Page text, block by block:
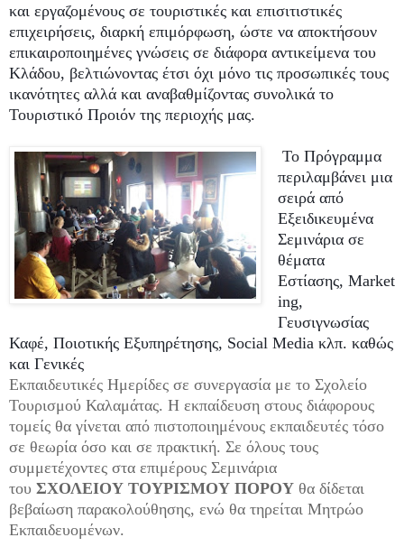
και εργαζομένους σε τουριστικές και επισιτιστικές
επιχειρήσεις, διαρκή επιμόρφωση, ώστε να αποκτήσουν
επικαιροποιημένες γνώσεις σε διάφορα αντικείμενα του
Κλάδου, βελτιώνοντας έτσι όχι μόνο τις προσωπικές τους
ικανότητες αλλά και αναβαθμίζοντας συνολικά το
Τουριστικό Προιόν της περιοχής μας.
Το Πρόγραμμα
περιλαμβάνει μια
σειρά από
Εξειδικευμένα
Σεμινάρια σε
θέματα
Εστίασης, Market
ing,
Γευσιγνωσίας
Καφέ, Ποιοτικής Εξυπηρέτησης, Social Media κλπ. καθώς
και Γενικές
Εκπαιδευτικές Ημερίδες σε συνεργασία με το Σχολείο
Τουρισμού Καλαμάτας. Η εκπαίδευση στους διάφορους
τομείς θα γίνεται από πιστοποιημένους εκπαιδευτές τόσο
σε θεωρία όσο και σε πρακτική. Σε όλους τους
συμμετέχοντες στα επιμέρους Σεμινάρια
του ΣΧΟΛΕΙΟΥ ΤΟΥΡΙΣΜΟΥ ΠΟΡΟΥ θα δίδεται
βεβαίωση παρακολούθησης, ενώ θα τηρείται Μητρώο
Εκπαιδευομένων.